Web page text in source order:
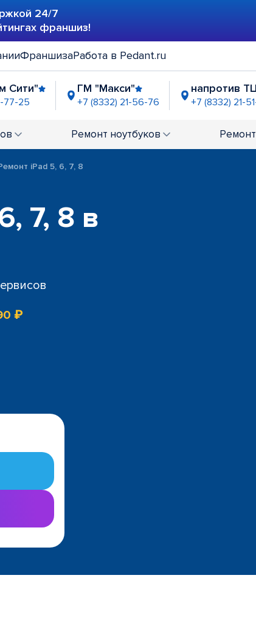
24/7
франшиз!
ФраншизаРабота в Pedant.ru
Сити"
77-25
ГМ "Макси"
+7 (8332) 21-56-76
напротив
+7 (8332) 21-
56-68 +7 (8332) 21-10-91
Ремонт ноутбуков Ремонт
iPad 5, 6, 7, 8
7, 8 в
₽